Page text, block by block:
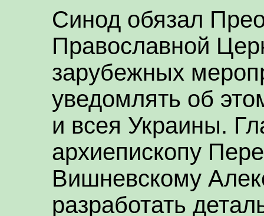
Синод обязал
Православной
зарубежных
уведомлять об
и всея Украины.
архиепископу
Вишневскому
разработать